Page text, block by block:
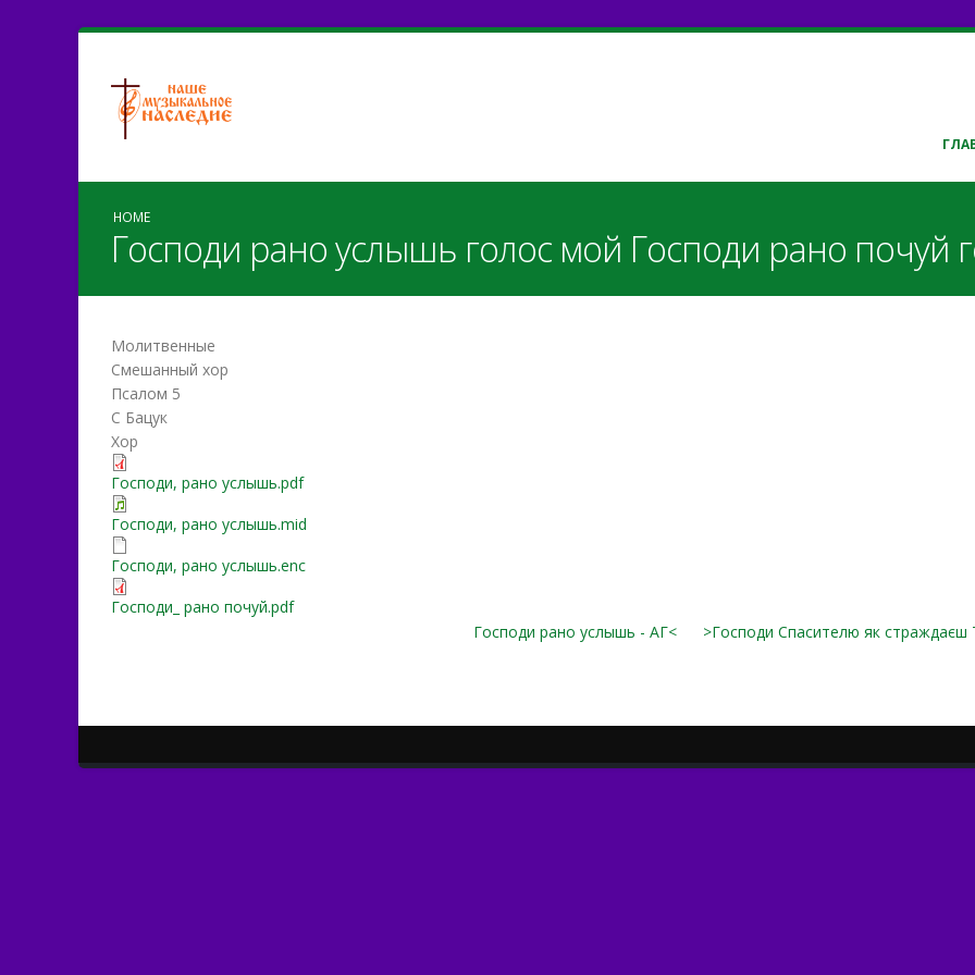
HOME
Господи рано услышь голос мой Господи рано почуй
Молитвенные
Смешанный хор
Псалом 5
С Бацук
Хор
Господи, рано услышь.pdf
Господи, рано услышь.mid
Господи, рано услышь.enc
Господи_ рано почуй.pdf
Господи рано услышь - АГ<
>Господи Спасителю як страждаєш